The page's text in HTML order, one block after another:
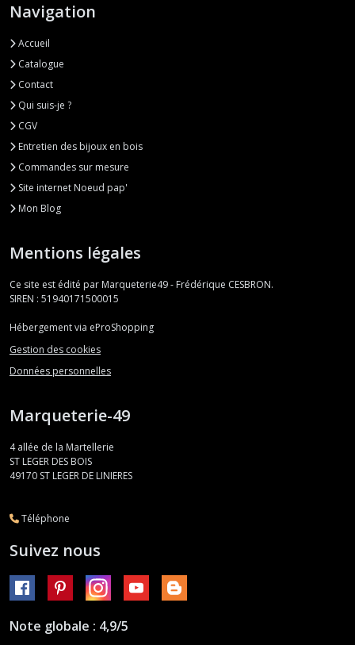
Navigation
Accueil
Catalogue
Contact
Qui suis-je ?
CGV
Entretien des bijoux en bois
Commandes sur mesure
Site internet Noeud pap'
Mon Blog
Mentions légales
Ce site est édité par Marqueterie49 - Frédérique CESBRON.
SIREN : 51940171500015
Hébergement via eProShopping
Gestion des cookies
Données personnelles
Marqueterie-49
4 allée de la Martellerie
ST LEGER DES BOIS
49170 ST LEGER DE LINIERES
Téléphone
Suivez nous
Note globale : 4,9/5